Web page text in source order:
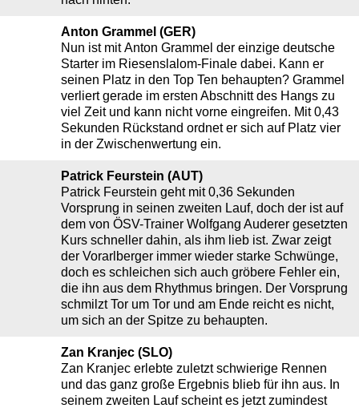
Anton Grammel (GER)
Nun ist mit Anton Grammel der einzige deutsche
Starter im Riesenslalom-Finale dabei. Kann er
seinen Platz in den Top Ten behaupten? Grammel
verliert gerade im ersten Abschnitt des Hangs zu
viel Zeit und kann nicht vorne eingreifen. Mit 0,43
Sekunden Rückstand ordnet er sich auf Platz vier
in der Zwischenwertung ein.
Patrick Feurstein (AUT)
Patrick Feurstein geht mit 0,36 Sekunden
Vorsprung in seinen zweiten Lauf, doch der ist auf
dem von ÖSV-Trainer Wolfgang Auderer gesetzten
Kurs schneller dahin, als ihm lieb ist. Zwar zeigt
der Vorarlberger immer wieder starke Schwünge,
doch es schleichen sich auch gröbere Fehler ein,
die ihn aus dem Rhythmus bringen. Der Vorsprung
schmilzt Tor um Tor und am Ende reicht es nicht,
um sich an der Spitze zu behaupten.
Zan Kranjec (SLO)
Zan Kranjec erlebte zuletzt schwierige Rennen
und das ganz große Ergebnis blieb für ihn aus. In
seinem zweiten Lauf scheint es jetzt zumindest